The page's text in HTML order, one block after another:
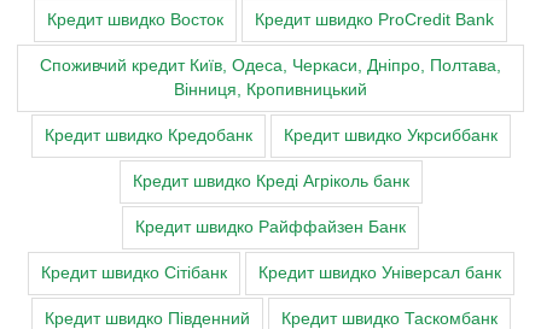
Кредит швидко Восток Кредит швидко ProCredit Bank
Cпоживчий кредит Київ, Одеса, Черкаси, Дніпро, Полтава,
Вінниця, Кропивницький
Кредит швидко Кредобанк Кредит швидко Укрсиббанк
Кредит швидко Креді Агріколь банк
Кредит швидко Райффайзен Банк
Кредит швидко Сітібанк Кредит швидко Універсал банк
Кредит швидко Південний Кредит швидко Таскомбанк